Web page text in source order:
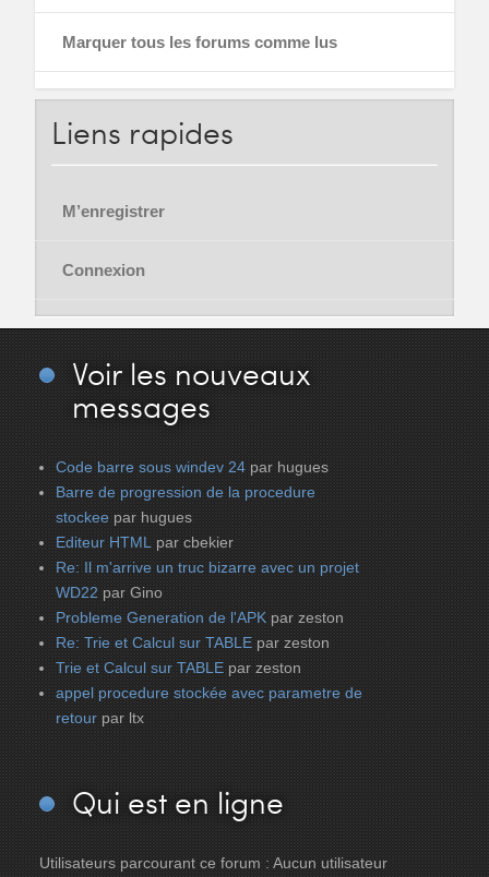
Marquer tous les forums comme lus
Liens rapides
M’enregistrer
Connexion
Voir les nouveaux
messages
Code barre sous windev 24 par hugues
Barre de progression de la procedure
stockee par hugues
Editeur HTML par cbekier
Re: Il m'arrive un truc bizarre avec un projet
WD22 par Gino
Probleme Generation de l'APK par zeston
Re: Trie et Calcul sur TABLE par zeston
Trie et Calcul sur TABLE par zeston
appel procedure stockée avec parametre de
retour par ltx
Qui est en ligne
Utilisateurs parcourant ce forum : Aucun utilisateur